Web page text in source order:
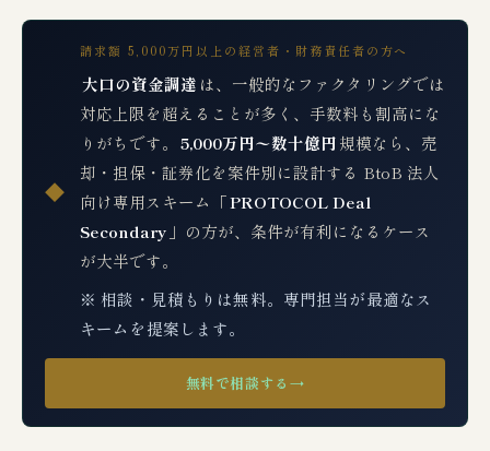
◆
請求額 5,000万円以上の経営者・財務責任者の方へ
大口の資金調達 は、一般的なファクタリングでは
対応上限を超えることが多く、手数料も割高にな
りがちです。 5,000万円〜数十億円規模なら、売
却・担保・証券化を案件別に設計する BtoB 法人
向け専用スキーム「PROTOCOL Deal
Secondary 」の方が、条件が有利になるケース
が大半です。
※ 相談・見積もりは無料。専門担当が最適なス
キームを提案します。
無料で相談する →